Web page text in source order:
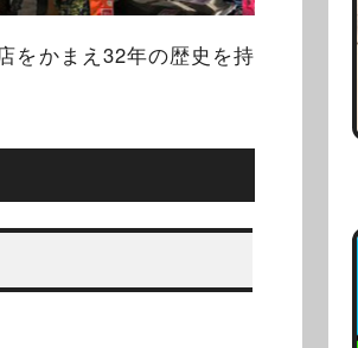
をかまえ32年の歴史を持